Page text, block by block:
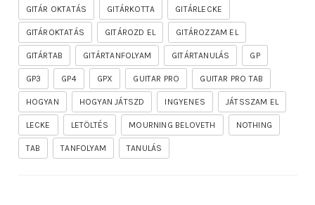
GITÁR OKTATÁS GITÁRKOTTA GITÁRLECKE
GITÁROKTATÁS GITÁROZD EL GITÁROZZAM EL
GITÁRTAB GITÁRTANFOLYAM GITÁRTANULÁS GP
GP3 GP4 GPX GUITAR PRO GUITAR PRO TAB
HOGYAN HOGYAN JÁTSZD INGYENES JÁTSSZAM EL
LECKE LETÖLTÉS MOURNING BELOVETH NOTHING
TAB TANFOLYAM TANULÁS